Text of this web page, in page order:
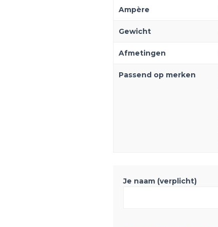
Ampère
Gewicht
Afmetingen
Passend op merken
Je naam (verplicht)